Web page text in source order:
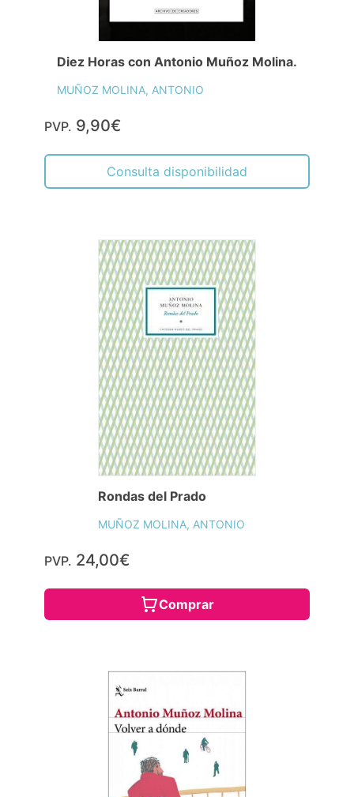
Diez Horas con Antonio Muñoz Molina.
MUÑOZ MOLINA, ANTONIO
PVP. 9,90€
Consulta disponibilidad
Rondas del Prado
MUÑOZ MOLINA, ANTONIO
PVP. 24,00€
Comprar